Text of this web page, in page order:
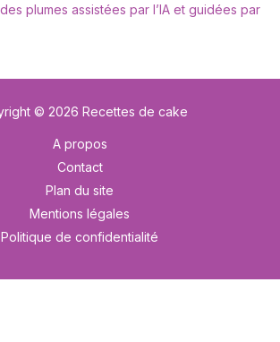
plumes assistées par l’IA et guidées par
© 2026 Recettes de cake
A propos
Contact
Plan du site
Mentions légales
Politique de confidentialité